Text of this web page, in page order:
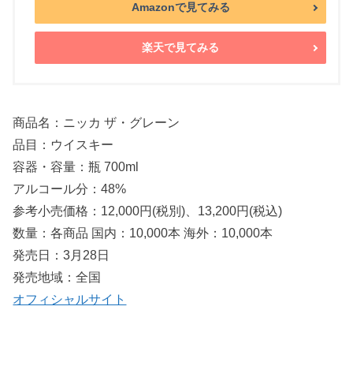
Amazonで見てみる
楽天で見てみる
商品名：ニッカ ザ・グレーン
品目：ウイスキー
容器・容量：瓶 700ml
アルコール分：48%
参考小売価格：12,000円(税別)、13,200円(税込)
数量：各商品 国内：10,000本 海外：10,000本
発売日：3月28日
発売地域：全国
オフィシャルサイト